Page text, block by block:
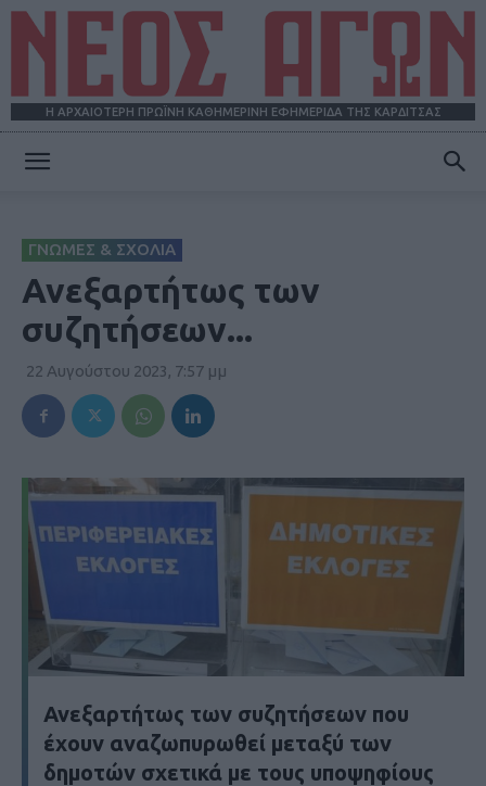
Η ΑΡΧΑΙΟΤΕΡΗ ΠΡΩΪΝΗ ΚΑΘΗΜΕΡΙΝΗ ΕΦΗΜΕΡΙΔΑ ΤΗΣ ΚΑΡΔΙΤΣΑΣ
ΓΝΩΜΕΣ & ΣΧΟΛΙΑ
Ανεξαρτήτως των
συζητήσεων...
22 Αυγούστου 2023, 7:57 μμ
Ανεξαρτήτως των συζητήσεων που
έχουν αναζωπυρωθεί μεταξύ των
δημοτών σχετικά με τους υποψηφίους